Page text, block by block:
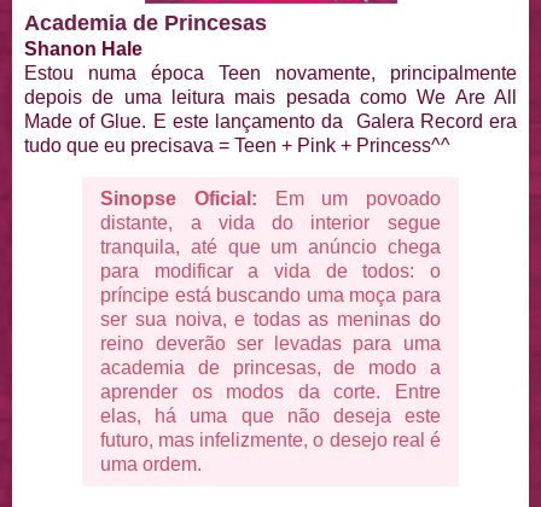
Academia de Princesas
Shanon Hale
Estou numa época Teen novamente, principalmente
depois de uma leitura mais pesada como We Are All
Made of Glue. E este lançamento da Galera Record era
tudo que eu precisava = Teen + Pink + Princess^^
Sinopse Oficial:
Em um povoado
distante, a vida do interior segue
tranquila, até que um anúncio chega
para modificar a vida de todos: o
príncipe está buscando uma moça para
ser sua noiva, e todas as meninas do
reino deverão ser levadas para uma
academia de princesas, de modo a
aprender os modos da corte. Entre
elas, há uma que não deseja este
futuro, mas infelizmente, o desejo real é
uma ordem.